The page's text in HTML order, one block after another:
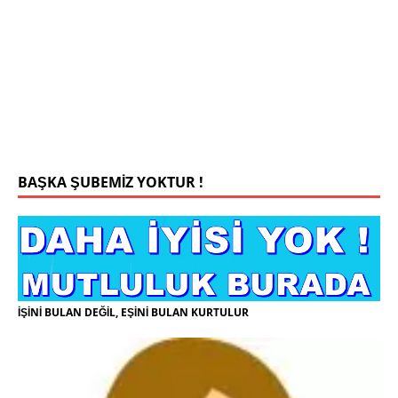
BAŞKA ŞUBEMİZ YOKTUR !
İŞİNİ BULAN DEĞİL, EŞİNİ BULAN KURTULUR